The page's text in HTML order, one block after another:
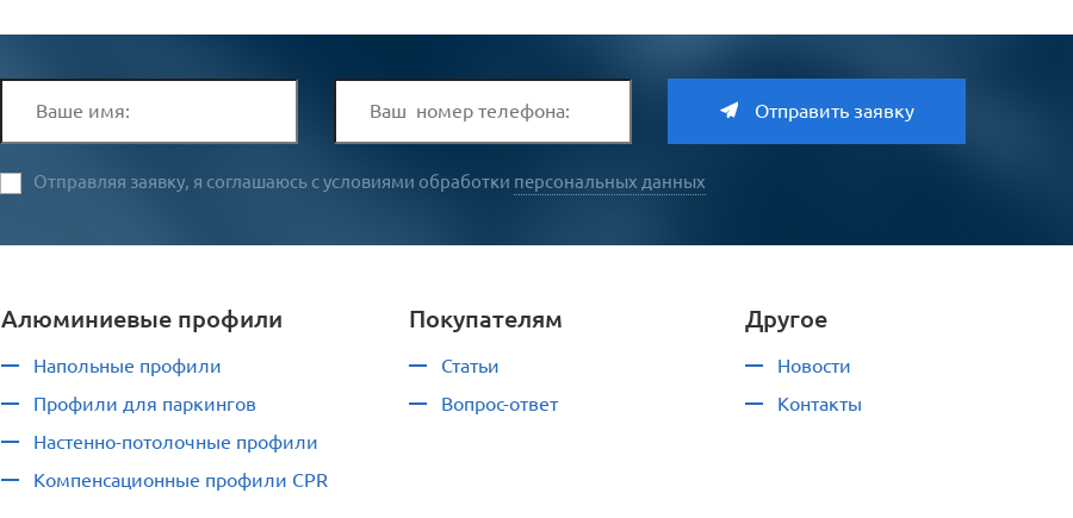
Отправить заявку
Отправляя заявку, я соглашаюсь с условиями обработки персональных данных
Алюминиевые профили
Напольные профили
Профили для паркингов
Настенно-потолочные профили
Компенсационные профили CPR
Покупателям
Статьи
Вопрос-ответ
Другое
Новости
Контакты